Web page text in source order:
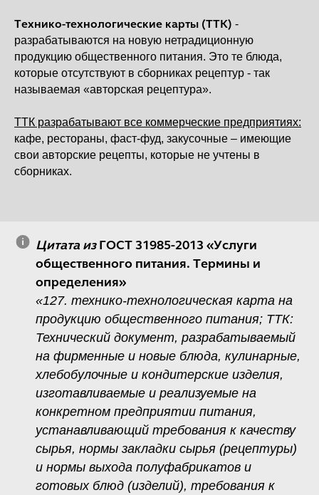
Технико-технологические карты (ТТК) -
разрабатываются на новую нетрадиционную
продукцию общественного питания. Это те блюда,
которые отсутствуют в сборниках рецептур - так
называемая «авторская рецептура».
ТТК разрабатывают все коммерческие предприятиях:
кафе, рестораны, фаст-фуд, закусочные – имеющие
свои авторские рецепты, которые не учтены в
сборниках.
Цитата изГОСТ 31985-2013 «Услуги
общественного питания. Термины и
определения»
«127. технико-технологическая карта на
продукцию общественного питания; ТТК:
Технический документ, разрабатываемый
на фирменные и новые блюда, кулинарные,
хлебобулочные и кондитерские изделия,
изготавливаемые и реализуемые на
конкретном предприятии питания,
устанавливающий требования к качеству
сырья, нормы закладки сырья (рецептуры)
и нормы выхода полуфабрикатов и
готовых блюд (изделий), требования к